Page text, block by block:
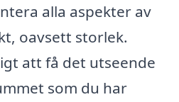
alla aspekter av
oavsett storlek.
att få det utseende
som du har